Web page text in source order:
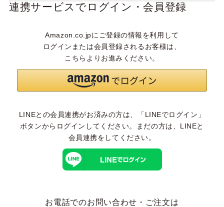
連携サービスでログイン・会員登録
Amazon.co.jpにご登録の情報を利用して
ログインまたは会員登録されるお客様は、
こちらよりお進みください。
LINEとの会員連携がお済みの方は、「LINEでログイン」
ボタンからログインしてください。まだの方は、 LINEと
会員連携をしてください。
お電話でのお問い合わせ・ご注文は